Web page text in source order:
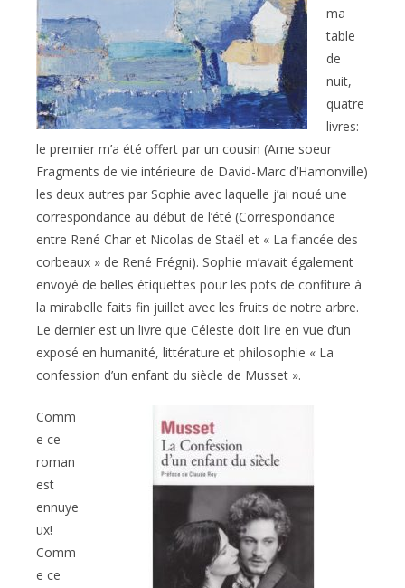
ma
table
de
nuit,
quatre
livres:
le premier m’a été offert par un cousin (Ame soeur
Fragments de vie intérieure de David-Marc d’Hamonville)
les deux autres par Sophie avec laquelle j’ai noué une
correspondance au début de l’été (Correspondance
entre René Char et Nicolas de Staël et « La fiancée des
corbeaux » de René Frégni). Sophie m’avait également
envoyé de belles étiquettes pour les pots de confiture à
la mirabelle faits fin juillet avec les fruits de notre arbre.
Le dernier est un livre que Céleste doit lire en vue d’un
exposé en humanité, littérature et philosophie « La
confession d’un enfant du siècle de Musset ».
Comm
e ce
roman
est
ennuye
ux!
Comm
e ce